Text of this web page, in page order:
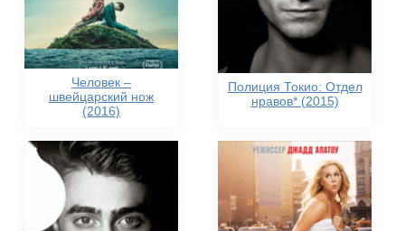
Человек –
швейцарский нож
(2016)
Полиция Токио: Отдел
нравов* (2015)